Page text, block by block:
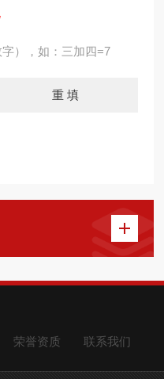
），如：三加四=7
荣誉资质 联系我们